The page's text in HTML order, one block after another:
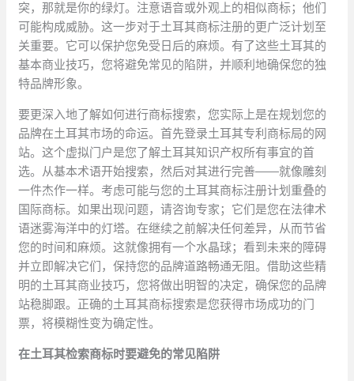
突，那就是你的绿灯。注意语音或外观上的相似商标；他们
可能构成威胁。这一步对于土耳其商标注册的更广泛计划至
关重要。它可以保护您免受日后的麻烦。有了这些土耳其的
基本商业技巧，您将避免常见的陷阱，并顺利地确保您的独
特品牌形象。
要更深入地了解如何进行商标搜索，您实际上是在规划您的
品牌在土耳其市场的命运。首先登录土耳其专利商标局的网
站。这个虚拟门户是您了解土耳其知识产权所有事宜的首
选。从基本术语开始搜索，然后对其进行完善——就像雕刻
一件杰作一样。考虑可能与您的土耳其商标注册计划重叠的
国际商标。如果出现问题，请咨询专家；它们是您在法律术
语迷雾海洋中的灯塔。在继续之前解决任何差异，从而节省
您的时间和麻烦。这就像拥有一个水晶球；看到未来的障碍
并立即解决它们，保持您的品牌道路畅通无阻。借助这些精
明的土耳其商业技巧，您将做出明智的决定，确保您的品牌
站稳脚跟。正确的土耳其商标搜索是您获得市场成功的门
票，将模糊性变为确定性。
在土耳其检索商标时要避免的常见陷阱